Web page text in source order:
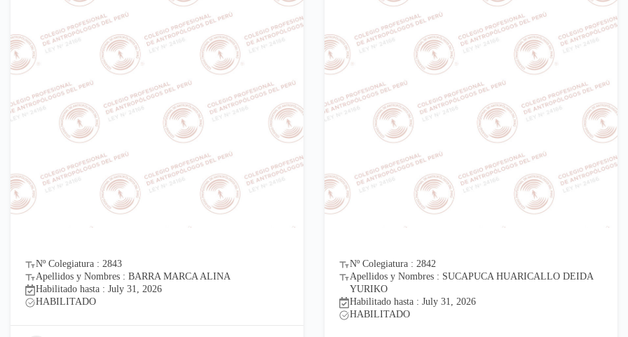
Nº Colegiatura : 2843
Apellidos y Nombres : BARRA MARCA ALINA
Habilitado hasta : July 31, 2026
HABILITADO
Nº Colegiatura : 2842
Apellidos y Nombres : SUCAPUCA HUARICALLO DEIDA
YURIKO
Habilitado hasta : July 31, 2026
HABILITADO